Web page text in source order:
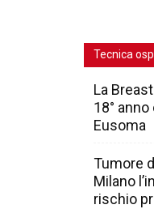
Tecnica
La
18°
Eusoma
Tumore
Milano
rischio